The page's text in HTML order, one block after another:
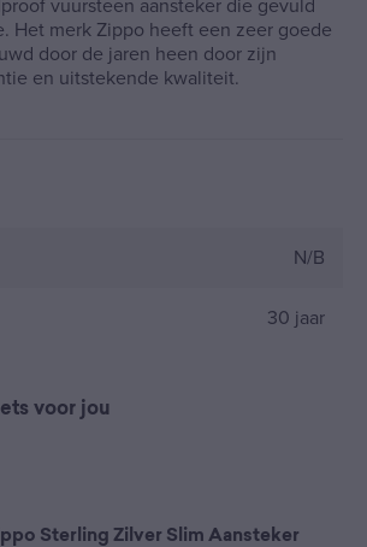
vuursteen aansteker die gevuld
Het merk Zippo heeft een zeer goede
door de jaren heen door zijn
en uitstekende kwaliteit.
N/B
30 jaar
voor jou
Sterling Zilver Slim Aansteker